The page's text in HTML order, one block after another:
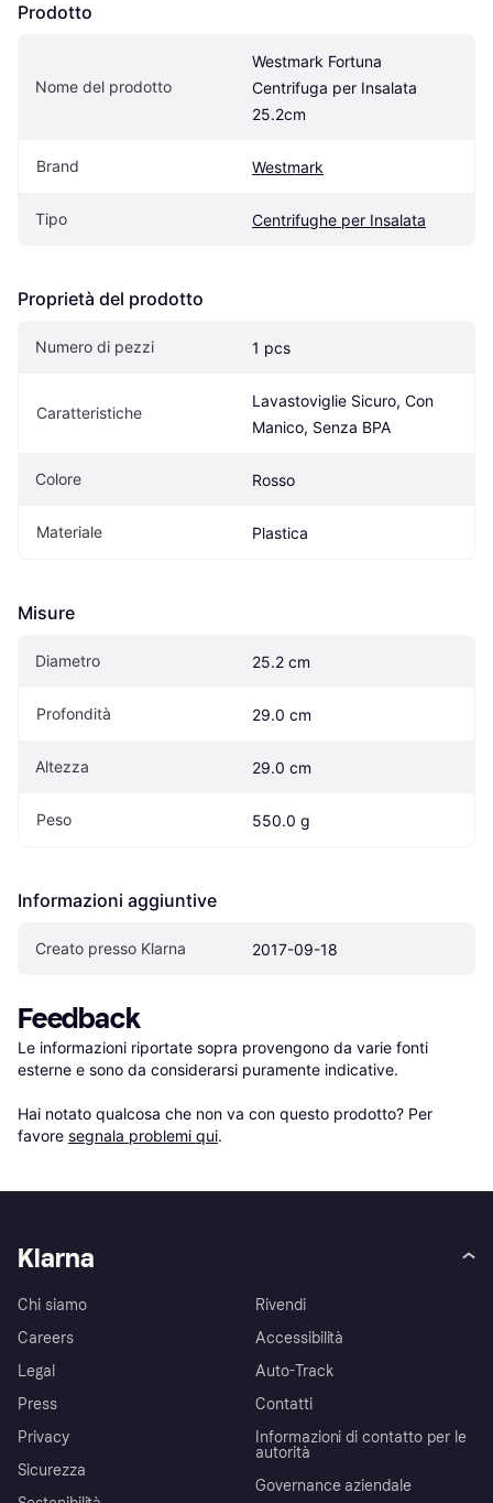
Prodotto
Nome del prodotto
Westmark Fortuna
Centrifuga per Insalata
25.2cm
Brand Westmark
Tipo Centrifughe per Insalata
Proprietà del prodotto
Numero di pezzi 1 pcs
Caratteristiche
Lavastoviglie Sicuro, Con
Manico, Senza BPA
Colore Rosso
Materiale Plastica
Misure
Diametro 25.2 cm
Profondità 29.0 cm
Altezza 29.0 cm
Peso 550.0 g
Informazioni aggiuntive
Creato presso Klarna 2017-09-18
Feedback
Le informazioni riportate sopra provengono da varie fonti
esterne e sono da considerarsi puramente indicative.
Hai notato qualcosa che non va con questo prodotto? Per
favore segnala problemi qui.
Klarna
Chi siamo
Careers
Legal
Press
Privacy
Sicurezza
Rivendi
Accessibilità
Auto-Track
Contatti
Informazioni di contatto per le
autorità
Governance aziendale